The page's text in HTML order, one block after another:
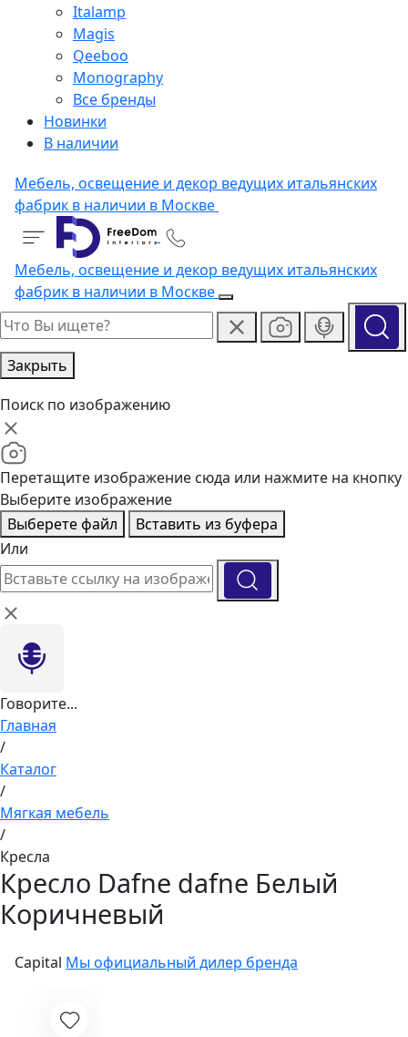
Italamp
Magis
Qeeboo
Monography
Все бренды
Новинки
В наличии
Мебель, освещение и декор ведущих итальянских
фабрик в наличии в Москве
Мебель, освещение и декор ведущих итальянских
фабрик в наличии в Москве
Закрыть
Поиск по изображению
Перетащите изображение сюда или нажмите на кнопку
Выберите изображение
Выберете файл
Вставить из буфера
Или
Говорите...
Главная
/
Каталог
/
Мягкая мебель
/
Кресла
Кресло Dafne dafne Белый
Коричневый
Capital Мы официальный дилер бренда